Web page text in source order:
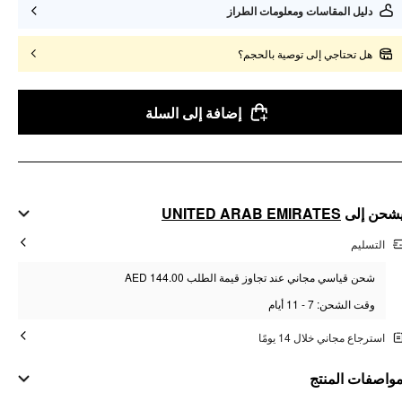
دليل المقاسات ومعلومات الطراز
هل تحتاجي إلى توصية بالحجم؟
إضافة إلى السلة
إلى UNITED ARAB EMIRATES
التسليم
شحن قياسي مجاني عند تجاوز قيمة الطلب AED 144.00
وقت الشحن: 7 - 11 أيام
استرجاع مجاني خلال 14 يومًا
المنتج